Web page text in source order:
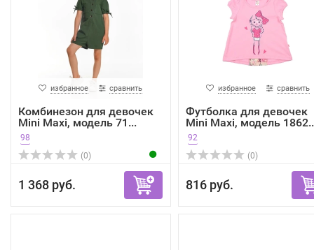
избранное сравнить
Комбинезон для девочек
Mini Maxi, модель 71...
98
(0)
1 368 руб.
избранное сравнить
Футболка для девочек
Mini Maxi, модель
92
(0)
816 руб.